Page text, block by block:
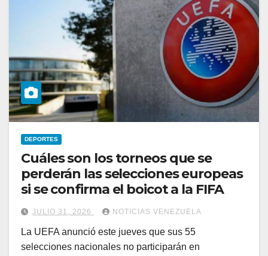
DEPORTES
Cuáles son los torneos que se
perderán las selecciones europeas
si se confirma el boicot a la FIFA
JULIO 31, 2026 NOTICIAS VENEZUELA
La UEFA anunció este jueves que sus 55
selecciones nacionales no participarán en